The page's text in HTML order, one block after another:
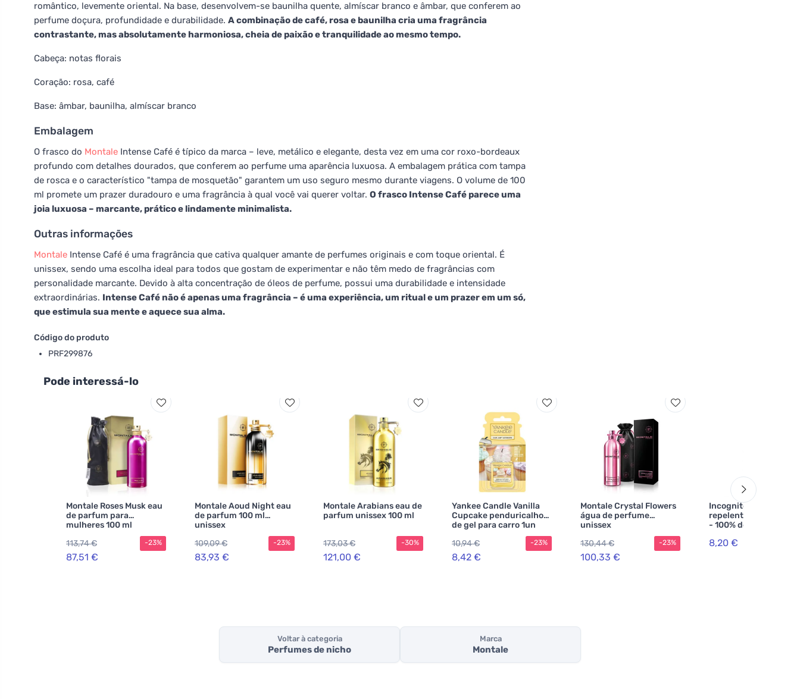
romântico, levemente oriental. Na base, desenvolvem-se baunilha quente, almíscar branco e âmbar, que conferem ao
perfume doçura, profundidade e durabilidade. A combinação de café, rosa e baunilha cria uma fragrância
contrastante, mas absolutamente harmoniosa, cheia de paixão e tranquilidade ao mesmo tempo.
Cabeça: notas florais
Coração: rosa, café
Base: âmbar, baunilha, almíscar branco
Embalagem
O frasco do Montale Intense Café é típico da marca – leve, metálico e elegante, desta vez em uma cor roxo-bordeaux
profundo com detalhes dourados, que conferem ao perfume uma aparência luxuosa. A embalagem prática com tampa
de rosca e o característico "tampa de mosquetão" garantem um uso seguro mesmo durante viagens. O volume de 100
ml promete um prazer duradouro e uma fragrância à qual você vai querer voltar. O frasco Intense Café parece uma
joia luxuosa – marcante, prático e lindamente minimalista.
Outras informações
Montale Intense Café é uma fragrância que cativa qualquer amante de perfumes originais e com toque oriental. É
unissex, sendo uma escolha ideal para todos que gostam de experimentar e não têm medo de fragrâncias com
personalidade marcante. Devido à alta concentração de óleos de perfume, possui uma durabilidade e intensidade
extraordinárias. Intense Café não é apenas uma fragrância – é uma experiência, um ritual e um prazer em um só,
que estimula sua mente e aquece sua alma.
Código do produto
PRF299876
Pode interessá-lo
Montale Roses Musk eau
de parfum para
mulheres 100 ml
113,74 €
87,51 €
-23%
Montale Aoud Night eau
de parfum 100 ml
unissex
109,09 €
83,93 €
-23%
Montale Arabians eau de
parfum unissex 100 ml
173,03 €
121,00 €
-30%
Yankee Candle Vanilla
Cupcake penduricalho
de gel para carro 1un
10,94 €
8,42 €
-23%
Montale Crystal Flowers
água de perfume
unissex
130,44 €
100,33 €
-23%
Incognito Spray
repelente natural 50
- 100% de proteção
8,20 €
Voltar à categoria
Perfumes de nicho
Marca
Montale